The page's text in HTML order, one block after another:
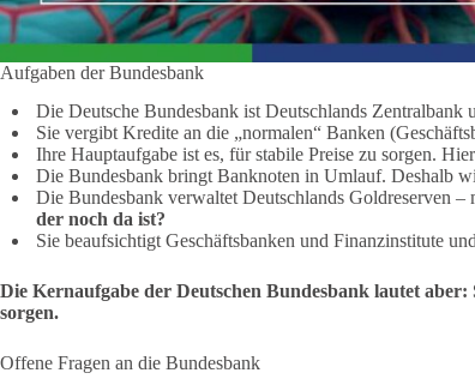
Aufgaben der Bundesbank
Die Deutsche Bundesbank ist Deutschlands Zentralbank
Sie vergibt Kredite an die „normalen“ Banken
Ihre Hauptaufgabe ist es, für stabile Preise zu sorgen.
Die Bundesbank bringt Banknoten in Umlauf. Deshalb
Die Bundesbank verwaltet Deutschlands Goldreserven
der noch da ist?
Sie beaufsichtigt Geschäftsbanken und Finanzinstitute
Die Kernaufgabe der Deutschen Bundesbank lautet
sorgen.
Offene Fragen an die Bundesbank